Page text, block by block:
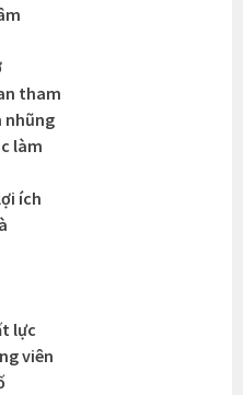
tham
nhũng
làm
ích
lực
viên